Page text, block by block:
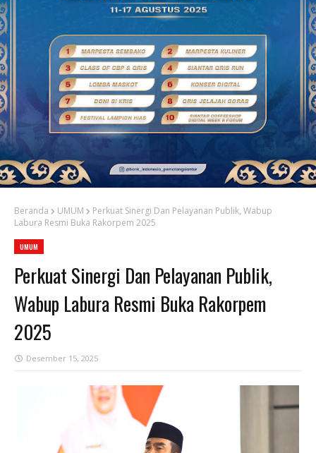
Beranda UMUM
Perkuat Sinergi Dan Pelayanan Publik, Wabup
Labura Resmi Buka Rakorpem 2025
UMUM
Perkuat Sinergi Dan Pelayanan Publik,
Wabup Labura Resmi Buka Rakorpem
2025
Desember 15, 2025